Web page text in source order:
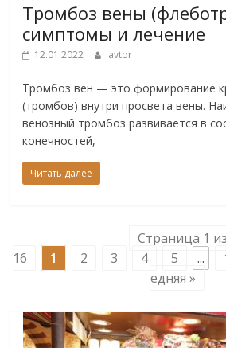
Тромбоз вены
симптомы и лечение
12.01.2022 avtor
Тромбоз вен — это формирование
(тромбов) внутри просвета вены.
венозный тромбоз развивается в
конечностей,
Читать далее
Страница 1 из
16
1 2 3 4 5 ...
едняя »